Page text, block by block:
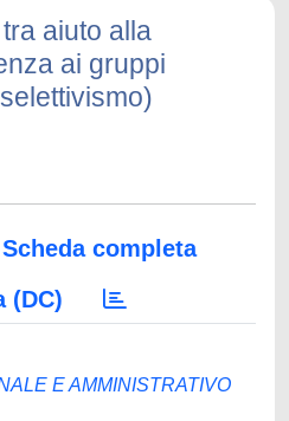
aiuto alla
ai gruppi
Scheda completa
(DC)
E AMMINISTRATIVO